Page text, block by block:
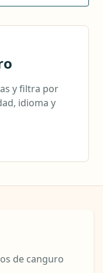
y filtra por
idioma y
de canguro